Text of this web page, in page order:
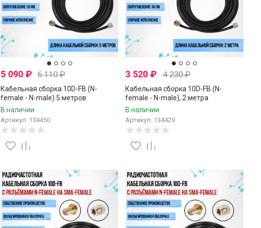
5 090 ₽ 6 110₽
Кабельная сборка 10D-FB (N-
female - N-male) 5 метров
В наличии
Артикул: 134450
3 520₽ 4 230₽
Кабельная сборка 10D-FB (N-
female - N-male), 2 метра
В наличии
Артикул: 134429